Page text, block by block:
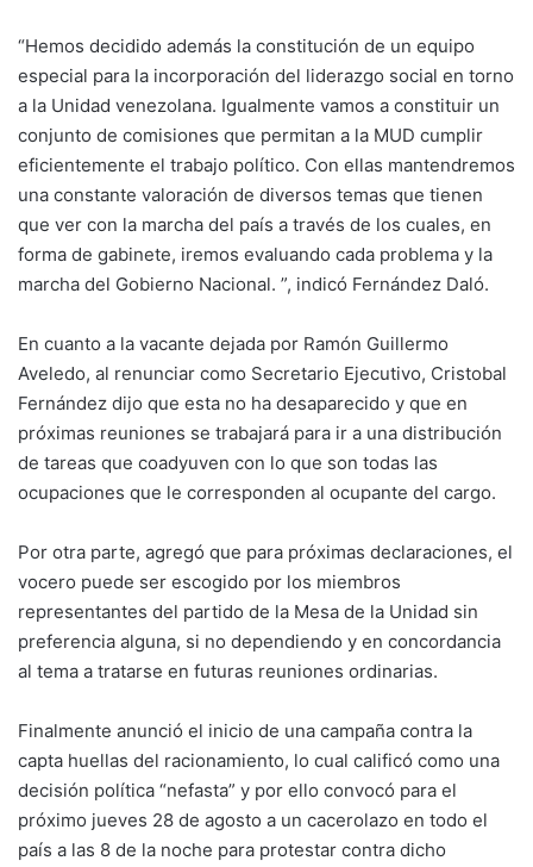
“Hemos decidido además la constitución de un equipo
especial para la incorporación del liderazgo social en torno
a la Unidad venezolana. Igualmente vamos a constituir un
conjunto de comisiones que permitan a la MUD cumplir
eficientemente el trabajo político. Con ellas mantendremos
una constante valoración de diversos temas que tienen
que ver con la marcha del país a través de los cuales, en
forma de gabinete, iremos evaluando cada problema y la
marcha del Gobierno Nacional. ”, indicó Fernández Daló.
En cuanto a la vacante dejada por Ramón Guillermo
Aveledo, al renunciar como Secretario Ejecutivo, Cristobal
Fernández dijo que esta no ha desaparecido y que en
próximas reuniones se trabajará para ir a una distribución
de tareas que coadyuven con lo que son todas las
ocupaciones que le corresponden al ocupante del cargo.
Por otra parte, agregó que para próximas declaraciones, el
vocero puede ser escogido por los miembros
representantes del partido de la Mesa de la Unidad sin
preferencia alguna, si no dependiendo y en concordancia
al tema a tratarse en futuras reuniones ordinarias.
Finalmente anunció el inicio de una campaña contra la
capta huellas del racionamiento, lo cual calificó como una
decisión política “nefasta” y por ello convocó para el
próximo jueves 28 de agosto a un cacerolazo en todo el
país a las 8 de la noche para protestar contra dicho